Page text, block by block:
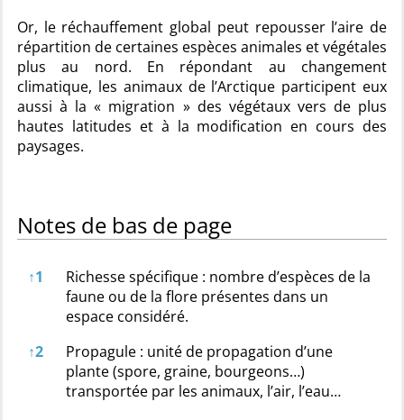
Or, le réchauffement global peut repousser l’aire de
répartition de certaines espèces animales et végétales
plus au nord. En répondant au changement
climatique, les animaux de l’Arctique participent eux
aussi à la « migration » des végétaux vers de plus
hautes latitudes et à la modification en cours des
paysages.
Notes de bas de page
↑1
Richesse spécifique : nombre d’espèces de la
faune ou de la flore présentes dans un
espace considéré.
↑2
Propagule : unité de propagation d’une
plante (spore, graine, bourgeons…)
transportée par les animaux, l’air, l’eau…